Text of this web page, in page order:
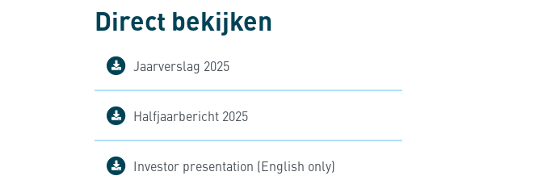
Direct bekijken
Jaarverslag 2025
Halfjaarbericht 2025
Investor presentation (English only)